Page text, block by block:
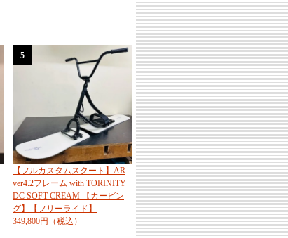
5
【フルカスタムスクート】AR
ver4.2フレーム with TORINITY
DC SOFT CREAM 【カービン
グ】【フリーライド】
349,800円（税込）